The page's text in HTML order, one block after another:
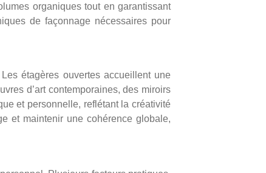
organiques tout en garantissant
de façonnage nécessaires pour
étagères ouvertes accueillent une
d’art contemporaines, des miroirs
et personnelle, reflétant la créativité
et maintenir une cohérence globale,